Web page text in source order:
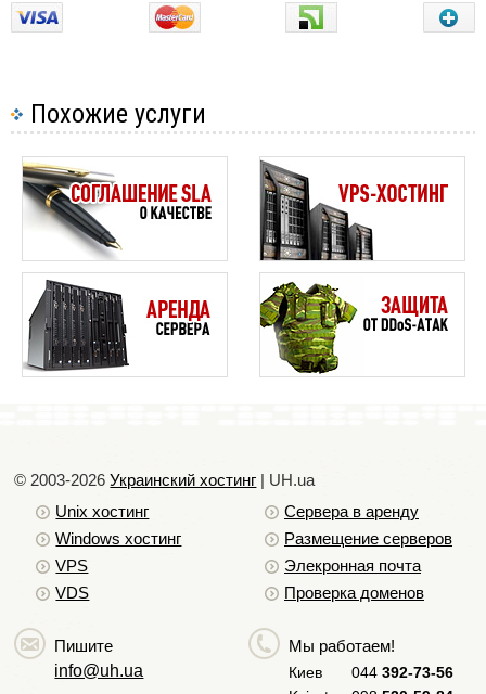
На некоторых хостингах для хостинг-планов
сайта, в связи с чем приходится переходить на другой
хостинг-план, в котором лимит по трафику больше.
Исходя из вышеперечисленного можно подчеркнуть,
что обновить свой хостинг-план следует тогда, когда
лимитов, выделяемых на существующем хостинг-
плане, становится недостаточно.
Тэги: хостинг обновления хостинга
хостинга
См.также:
Прочие вопросы по услугам хостинга
Ограничения по отправке почты
Ограничения на хостинге по нагрузке
Настройка Magic Quotes GPC Off
Zend Optimizer
Почему браузер пытается загрузить PHP файл
Похожие услуги
© 2003-2026Украинский хостинг | UH.ua
Unix хостинг
Windows хостинг
VPS
VDS
Сервера в аренду
Размещение серверов
Элекронная почта
Проверка доменов
Пишите
info@uh.ua
Мы работаем!
Киев 044 392-73-56